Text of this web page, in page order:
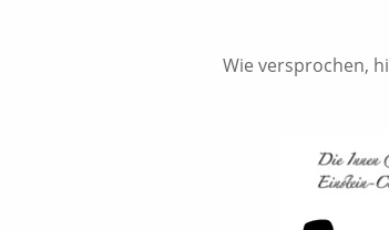
Wie versprochen,